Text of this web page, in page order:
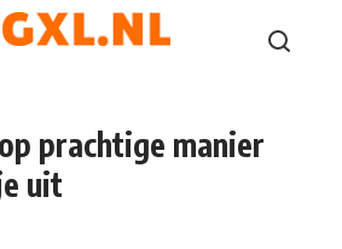
prachtige manier
uit